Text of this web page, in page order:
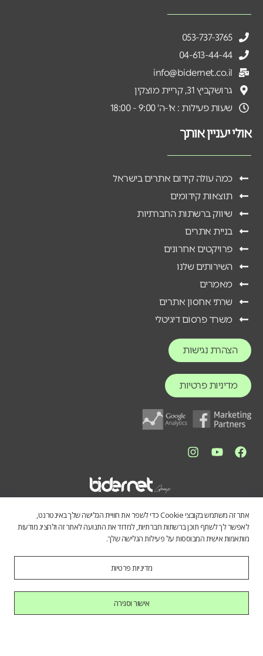
053-737-3765
04-613-44-44
info@bidernet.co.il
גרושקביץ 31, קריית מוצקין
שעות פעילות : א'-ה' 9:00 - 18:00
אולי יעניין אותך
כמה עולה קידום אתרים בישראל
תוצאות קידומים
שיווק ברשתות החברתיות
בניית אתרים
פרויקטים אחרונים
השירותים שלנו
מאמרים
שרתי אחסון אתרים
משרד פרסום דיגיטלי
הצהרת נגישות
מדיניות פרטיות
התכנים באתר נועדו לספק מידע כללי לציבור הרחב. אין לראות בהם תחליף
במידע הינו על אחריות המשתמש בלבד.
אתר זה משתמש בקובצי Cookie כדי לשפר את חוויית הגלישה שלך באינטרנט,
לאפשר לך לשתף תוכן ברשתות חברתיות, למדוד את התנועה לאתר זה ולהציג מודעות
מותאמות אישית המבוססות על פעילות הגלישה שלך.
מדיניות פרטיות
אישור וסגירה